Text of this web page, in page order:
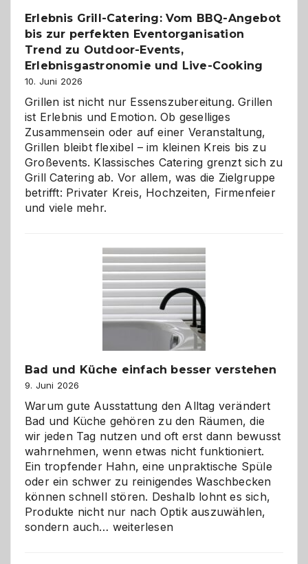
Erlebnis Grill-Catering: Vom BBQ-Angebot
bis zur perfekten Eventorganisation
Trend zu Outdoor-Events,
Erlebnisgastronomie und Live-Cooking
10. Juni 2026
Grillen ist nicht nur Essenszubereitung. Grillen
ist Erlebnis und Emotion. Ob geselliges
Zusammensein oder auf einer Veranstaltung,
Grillen bleibt flexibel – im kleinen Kreis bis zu
Großevents. Klassisches Catering grenzt sich zu
Grill Catering ab. Vor allem, was die Zielgruppe
betrifft: Privater Kreis, Hochzeiten, Firmenfeier
und viele mehr.
Bad und Küche einfach besser verstehen
9. Juni 2026
Warum gute Ausstattung den Alltag verändert
Bad und Küche gehören zu den Räumen, die
wir jeden Tag nutzen und oft erst dann bewusst
wahrnehmen, wenn etwas nicht funktioniert.
Ein tropfender Hahn, eine unpraktische Spüle
oder ein schwer zu reinigendes Waschbecken
können schnell stören. Deshalb lohnt es sich,
Produkte nicht nur nach Optik auszuwählen,
sondern auch… Bad
weiterlesen